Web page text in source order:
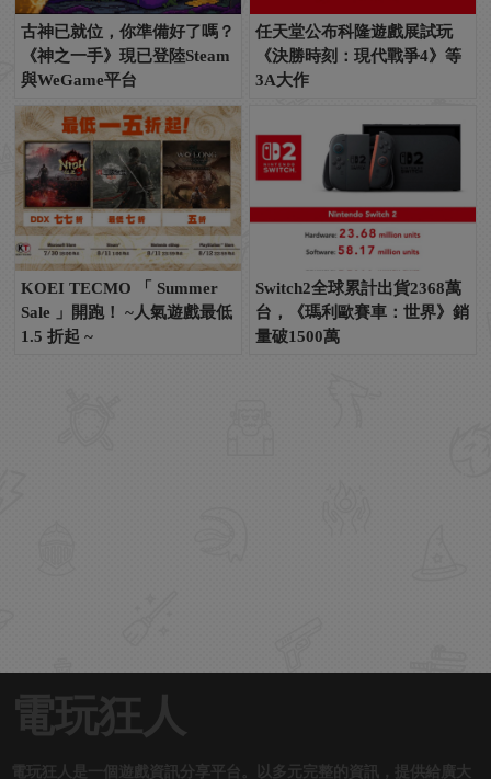
古神已就位，你準備好了嗎？
《神之一手》現已登陸Steam
與WeGame平台
任天堂公布科隆遊戲展試玩
《決勝時刻：現代戰爭4》等
3A大作
KOEI TECMO 「 Summer
Sale 」開跑！ ~人氣遊戲最低
1.5 折起 ~
Switch2全球累計出貨2368萬
台，《瑪利歐賽車：世界》銷
量破1500萬
電玩狂人
電玩狂人是一個遊戲資訊分享平台。以多元完整的資訊，提供給廣大